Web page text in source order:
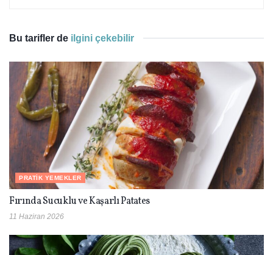
Bu tarifler de ilgini çekebilir
PRATIK YEMEKLER
Fırında Sucuklu ve Kaşarlı Patates
11 Haziran 2026